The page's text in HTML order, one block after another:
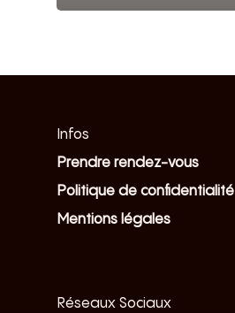
Infos
Prendre rendez-vous
Politique de confidentialité
Mentions légales
Réseaux Sociaux